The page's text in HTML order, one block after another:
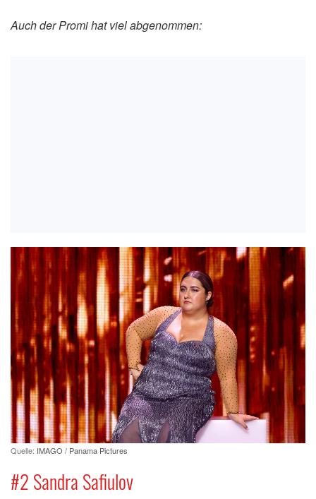
Auch der Promi hat viel abgenommen:
Quelle: IMAGO / Panama Pictures
#2 Sandra Safiulov